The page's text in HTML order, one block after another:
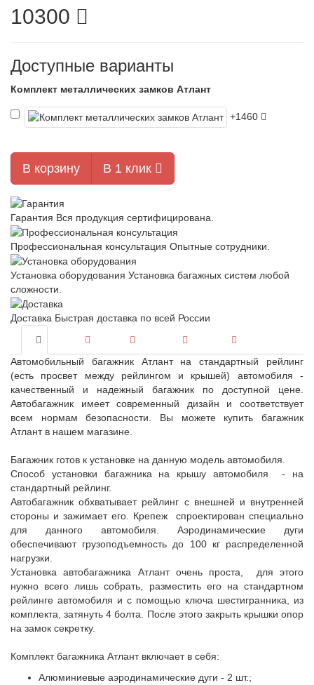
10300
Доступные варианты
Комплект металлических замков Атлант
+1460
В корзину В 1 клик
Гарантия Вся продукция сертифицирована.
Профессиональная консультация Опытные сотрудники.
Установка оборудования Установка багажных систем любой
сложности.
Доставка Быстрая доставка по всей России
Автомобильный багажник Атлант на стандартный рейлинг
(есть просвет между рейлингом и крышей) автомобиля -
качественный и надежный багажник по доступной цене.
Автобагажник имеет современный дизайн и соответствует
всем нормам безопасности. Вы можете купить багажник
Атлант в нашем магазине.
Багажник готов к установке на данную модель автомобиля.
Способ установки багажника на крышу автомобиля - на
стандартный рейлинг.
Автобагажник обхватывает рейлинг с внешней и внутренней
стороны и зажимает его. Крепеж спроектирован специально
для данного автомобиля. Аэродинамические дуги
обеспечивают грузоподъемность до 100 кг распределенной
нагрузки.
Установка автобагажника Атлант очень проста, для этого
нужно всего лишь собрать, разместить его на стандартном
рейлинге автомобиля и с помощью ключа шестигранника, из
комплекта, затянуть 4 болта. После этого закрыть крышки опор
на замок секретку.
Комплект багажника Атлант включает в себя:
Алюминиевые аэродинамические дуги - 2 шт.;